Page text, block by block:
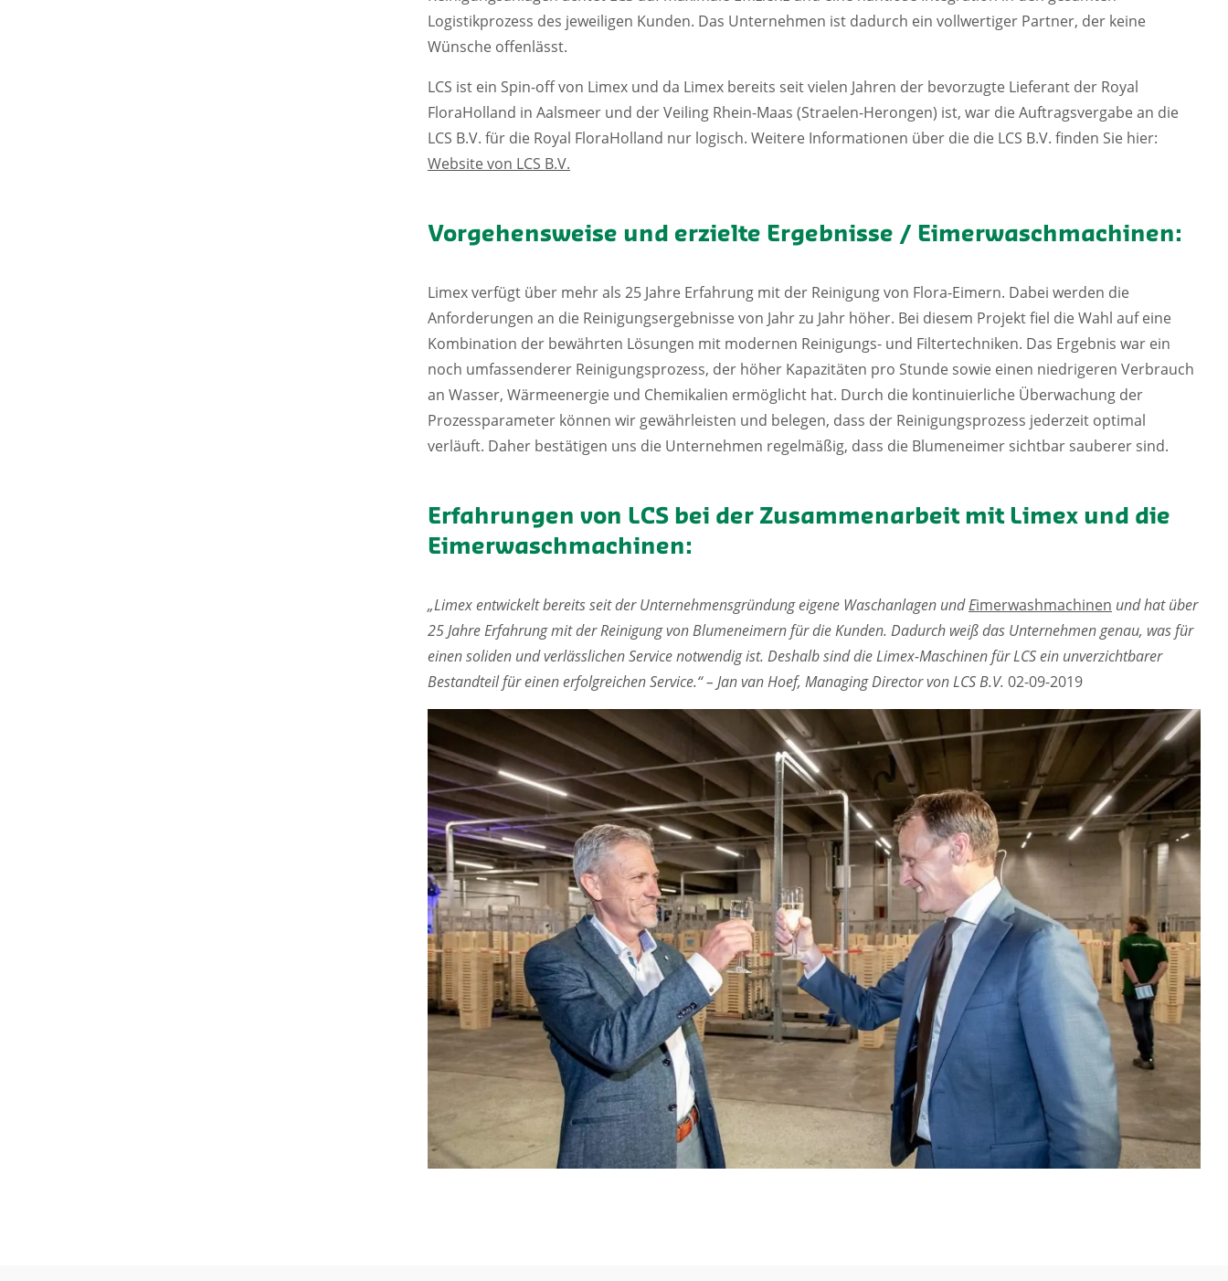
Logistikprozess des jeweiligen Kunden. Das Unternehmen ist dadurch ein vollwertiger Partner, der keine
Wünsche offenlässt.
LCS ist ein Spin-off von Limex und da Limex bereits seit vielen Jahren der bevorzugte Lieferant der Royal
FloraHolland in Aalsmeer und der Veiling Rhein-Maas (Straelen-Herongen) ist, war die Auftragsvergabe an die
LCS B.V. für die Royal FloraHolland nur logisch. Weitere Informationen über die die LCS B.V. finden Sie hier:
Website von LCS B.V.
Vorgehensweise und erzielte Ergebnisse / Eimerwaschmachinen:
Limex verfügt über mehr als 25 Jahre Erfahrung mit der Reinigung von Flora-Eimern. Dabei werden die
Anforderungen an die Reinigungsergebnisse von Jahr zu Jahr höher. Bei diesem Projekt fiel die Wahl auf eine
Kombination der bewährten Lösungen mit modernen Reinigungs- und Filtertechniken. Das Ergebnis war ein
noch umfassenderer Reinigungsprozess, der höher Kapazitäten pro Stunde sowie einen niedrigeren Verbrauch
an Wasser, Wärmeenergie und Chemikalien ermöglicht hat. Durch die kontinuierliche Überwachung der
Prozessparameter können wir gewährleisten und belegen, dass der Reinigungsprozess jederzeit optimal
verläuft. Daher bestätigen uns die Unternehmen regelmäßig, dass die Blumeneimer sichtbar sauberer sind.
Erfahrungen von LCS bei der Zusammenarbeit mit Limex und die
Eimerwaschmachinen:
„Limex entwickelt bereits seit der Unternehmensgründung eigene Waschanlagen undEimerwashmachinen und hat über
25 Jahre Erfahrung mit der Reinigung von Blumeneimern für die Kunden. Dadurch weiß das Unternehmen genau, was für
einen soliden und verlässlichen Service notwendig ist. Deshalb sind die Limex-Maschinen für LCS ein unverzichtbarer
Bestandteil für einen erfolgreichen Service.“ – Jan van Hoef, Managing Director von LCS B.V. 02-09-2019